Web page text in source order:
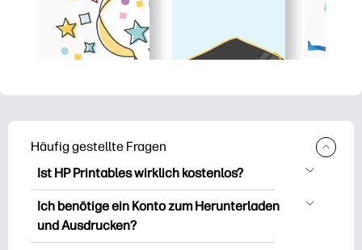
Häufig gestellte Fragen
Ist HP Printables wirklich kostenlos?
HP Printables bietet über 2.500
kostenlose Vorlagen zum Herunterladen
Ich benötige ein Konto zum Herunterladen
und Ausdrucken?